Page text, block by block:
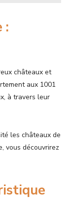
:
châteaux et
aux 1001
à travers leur
les châteaux de
vous découvrirez